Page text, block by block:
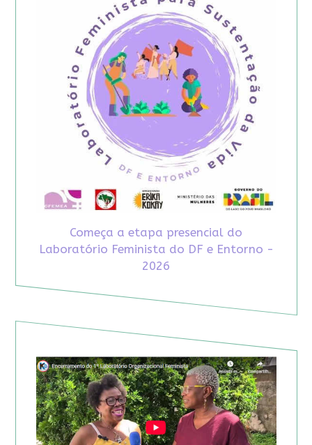
Começa a etapa presencial do
Laboratório Feminista do DF e Entorno -
2026